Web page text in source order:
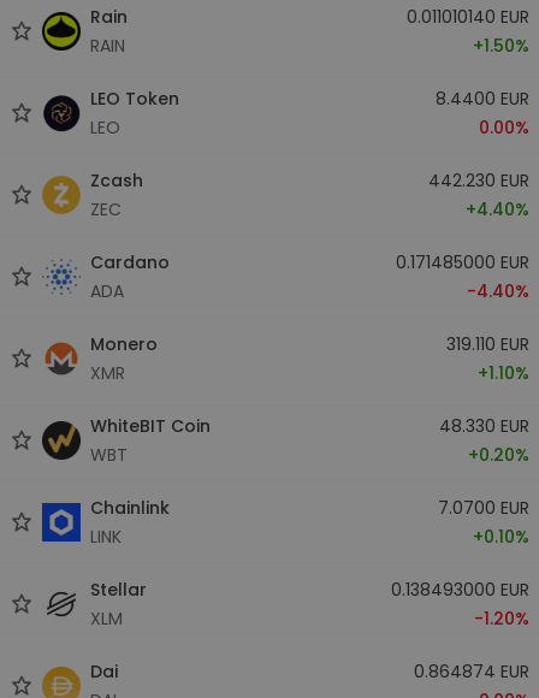
Rain
RAIN
0.011010140 EUR
+1.50%
LEO Token
LEO
8.4400 EUR
0.00%
Zcash
ZEC
442.230 EUR
+4.40%
Cardano
ADA
0.171485000 EUR
-4.40%
Monero
XMR
319.110 EUR
+1.10%
WhiteBIT Coin
WBT
48.330 EUR
+0.20%
Chainlink
LINK
7.0700 EUR
+0.10%
Stellar
XLM
0.138493000 EUR
-1.20%
Dai
0.864874 EUR